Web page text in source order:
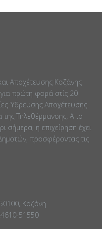
Αποχέτευσης Κοζάνης
πρώτη φορά στίς 20
Ύδρευσης Αποχέτευσης.
της Τηλεθέρμανσης. Απο
σήμερα, η επιχείρηση έχει
προσφέροντας τις
Κοζάνη
51550